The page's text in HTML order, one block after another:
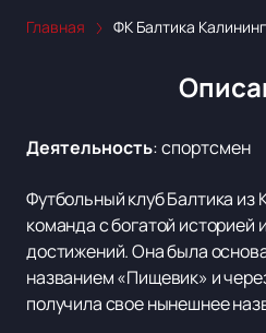
Главная ФК Балтика
Деятельность:спортсмен
Футбольный клуб Балтика из
команда с богатой историей
достижений. Она была
названием «Пищевик» и
получила свое нынешнее